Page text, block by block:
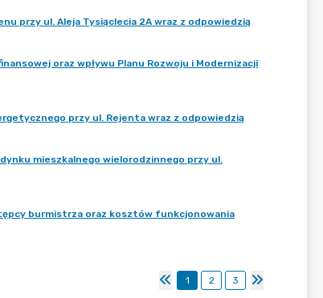
przy ul. Aleja Tysiąclecia 2A wraz z odpowiedzią
oraz wpływu Planu Rozwoju i Modernizacji
przy ul. Rejenta wraz z odpowiedzią
mieszkalnego wielorodzinnego przy ul.
burmistrza oraz kosztów funkcjonowania
1 2 3